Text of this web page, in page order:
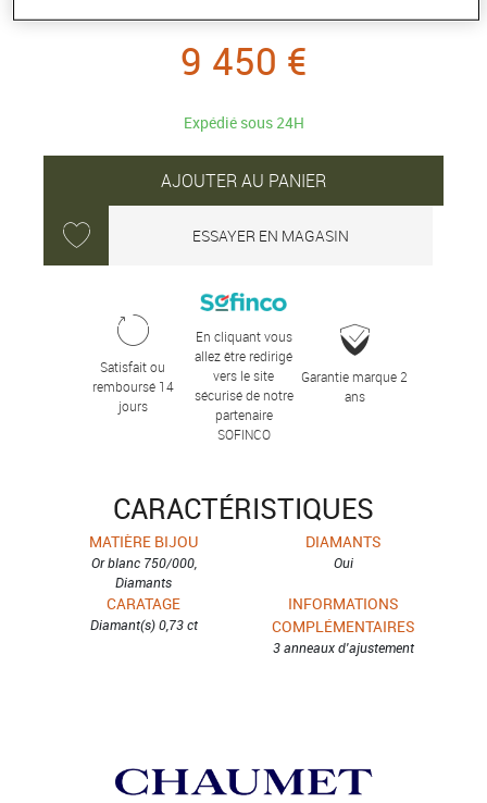
9 450 €
Expédié sous 24H
AJOUTER AU PANIER
ESSAYER EN MAGASIN
Satisfait ou
remboursé 14
jours
En cliquant vous
allez être redirigé
vers le site
sécurisé de notre
partenaire
SOFINCO
Garantie marque 2
ans
CARACTÉRISTIQUES
MATIÈRE BIJOU
Or blanc 750/000,
Diamants
DIAMANTS
Oui
CARATAGE
Diamant(s) 0,73 ct
INFORMATIONS
COMPLÉMENTAIRES
3 anneaux d'ajustement